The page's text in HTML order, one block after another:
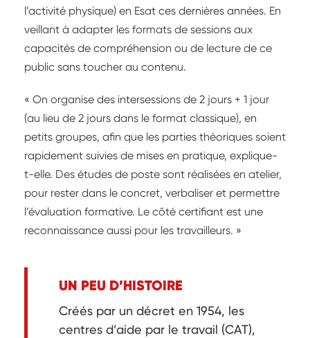
l’activité physique) en Esat ces dernières années. En
veillant à adapter les formats de sessions aux
capacités de compréhension ou de lecture de ce
public sans toucher au contenu.
« On organise des intersessions de 2 jours + 1 jour
(au lieu de 2 jours dans le format classique), en
petits groupes, afin que les parties théoriques soient
rapidement suivies de mises en pratique, explique-
t-elle. Des études de poste sont réalisées en atelier,
pour rester dans le concret, verbaliser et permettre
l’évaluation formative. Le côté certifiant est une
reconnaissance aussi pour les travailleurs. »
UN PEU D’HISTOIRE
Créés par un décret en 1954, les
centres d’aide par le travail (CAT),